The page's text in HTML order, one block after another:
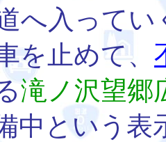
へ入ってい
を止めて、
滝ノ沢望郷
中という表